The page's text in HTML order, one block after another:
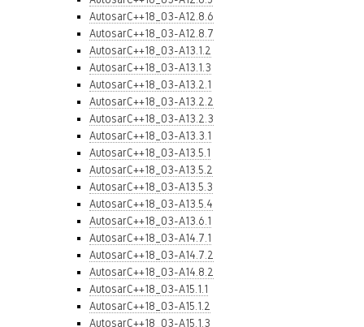
AutosarC++18_03-A12.8.6
AutosarC++18_03-A12.8.7
AutosarC++18_03-A13.1.2
AutosarC++18_03-A13.1.3
AutosarC++18_03-A13.2.1
AutosarC++18_03-A13.2.2
AutosarC++18_03-A13.2.3
AutosarC++18_03-A13.3.1
AutosarC++18_03-A13.5.1
AutosarC++18_03-A13.5.2
AutosarC++18_03-A13.5.3
AutosarC++18_03-A13.5.4
AutosarC++18_03-A13.6.1
AutosarC++18_03-A14.7.1
AutosarC++18_03-A14.7.2
AutosarC++18_03-A14.8.2
AutosarC++18_03-A15.1.1
AutosarC++18_03-A15.1.2
AutosarC++18_03-A15.1.3